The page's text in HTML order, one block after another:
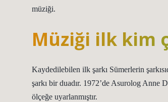
müziği.
Müziği ilk kim
Kaydedilebilen ilk şarkı Sümerlerin
şarkı bir duadır. 1972’de Asurolog Anne
ölçeğe uyarlanmıştır.